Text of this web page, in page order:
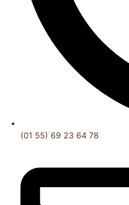
(01 55) 69 23 64 78